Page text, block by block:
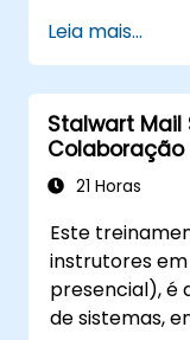
localização e
Leia mais...
Stalwart Mail
21 Horas
Este
instrutores
presencial), é
de sistemas,